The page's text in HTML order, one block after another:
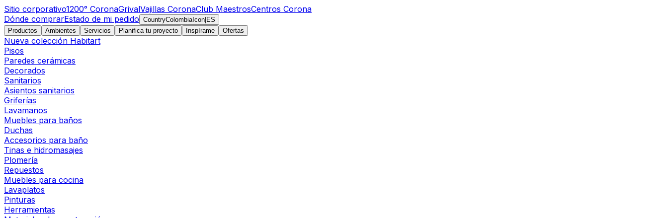
Sitio corporativo1200° CoronaGrivalVajillas CoronaClub MaestrosCentros Corona
Dónde comprarEstado de mi pedido CountryColombiaIcon ES
Productos
Ambientes Servicios Planifica tu proyecto Inspírame Ofertas
Nueva colección Habitart
Pisos
Paredes cerámicas
Decorados
Sanitarios
Asientos sanitarios
Griferías
Lavamanos
Muebles para baños
Duchas
Accesorios para baño
Tinas e hidromasajes
Plomería
Repuestos
Muebles para cocina
Lavaplatos
Pinturas
Herramientas